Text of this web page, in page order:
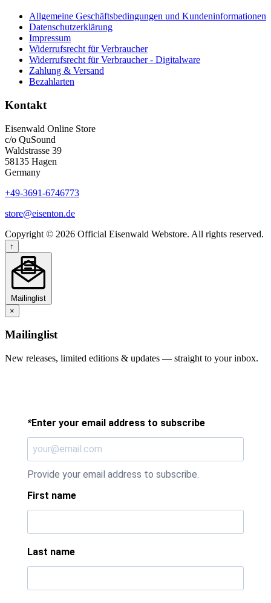
Allgemeine Geschäftsbedingungen und Kundeninformationen
Datenschutzerklärung
Impressum
Widerrufsrecht für Verbraucher
Widerrufsrecht für Verbraucher - Digitalware
Zahlung & Versand
Bezahlarten
Kontakt
Eisenwald Online Store
c/o QuSound
Waldstrasse 39
58135 Hagen
Germany
+49-3691-6746773
store@eisenton.de
Copyright © 2026 Official Eisenwald Webstore. All rights reserved.
↑
Mailinglist
×
Mailinglist
New releases, limited editions & updates — straight to your inbox.
Enter your email address to subscribe
*
Provide your email address to subscribe.
First name
Last name